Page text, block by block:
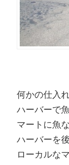
何かの仕入
ハーバーで
マートに魚
ハーバーを後
ローカルな